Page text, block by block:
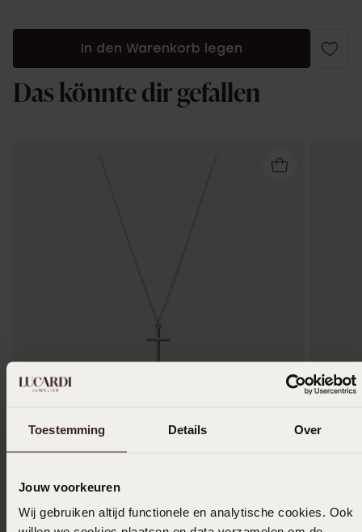
Toestemming Details Over
Jouw voorkeuren
Wij gebruiken altijd functionele en analytische cookies. Ook
In den Warenkorb legen
Das könnte dir gefallen
Halskette aus 925er Silber mit Anhänger, Kreuz